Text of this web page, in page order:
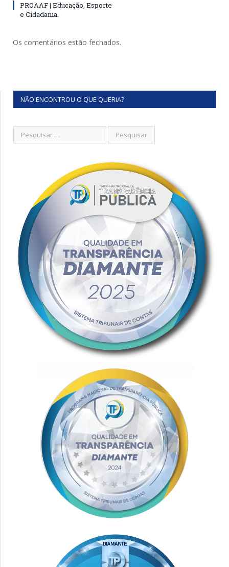
PROAAF | Educação, Esporte
e Cidadania.
Os comentários estão fechados.
NÃO ENCONTROU O QUE QUERIA?